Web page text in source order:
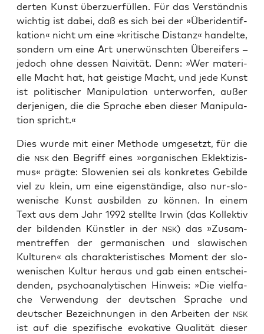
der­ten Kunst über­zu­er­fül­len. Für das Ver­ständ­nis
wich­tig ist dabei, daß es sich bei der »Über­iden­ti­f­
kat­i­on« nicht um eine »kri­ti­sche Distanz« han­del­te,
son­dern um eine Art uner­wünsch­ten Über­ei­fers –
jedoch ohne des­sen Nai­vi­tät. Denn: »Wer mate­ri­
el­le Macht hat, hat geis­ti­ge Macht, und jede Kunst
ist poli­ti­scher Mani­pu­la­ti­on unter­wor­fen, außer
der­je­ni­gen, die die Spra­che eben die­ser Mani­pu­la­
ti­on spricht.«
Dies wur­de mit einer Metho­de umge­setzt, für die
die NSK den Begriff eines »orga­ni­schen Eklek­ti­zis­
mus« präg­te: Slo­we­ni­en sei als kon­kre­tes Gebil­de
viel zu klein, um eine eigen­stän­di­ge, also nur-slo­
we­ni­sche Kunst aus­bil­den zu kön­nen. In einem
Text aus dem Jahr 1992 stell­te Irwin (das Kol­lek­tiv
der bil­den­den Künst­ler in der NSK) das »Zusam­
men­tref­fen der ger­ma­ni­schen und sla­wi­schen
Kul­tu­ren« als cha­rak­te­ris­ti­sches Moment der slo­
we­ni­schen Kul­tur her­aus und gab einen ent­schei­
den­den, psy­cho­ana­ly­ti­schen Hin­weis: »Die viel­fa­
che Ver­wen­dung der deut­schen Spra­che und
deut­scher Bezeich­nun­gen in den Arbei­ten der NSK
ist auf die spe­zi­fi­sche evo­ka­ti­ve Qua­li­tät die­ser